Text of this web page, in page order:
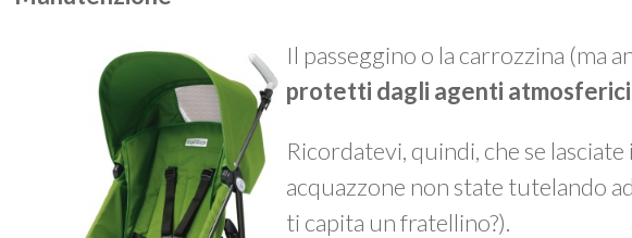
Il passeggino o la carrozzina (ma
protetti dagli agenti atmosferici
Ricordatevi, quindi, che se
acquazzone non state tutelando
ti capita un fratellino?).